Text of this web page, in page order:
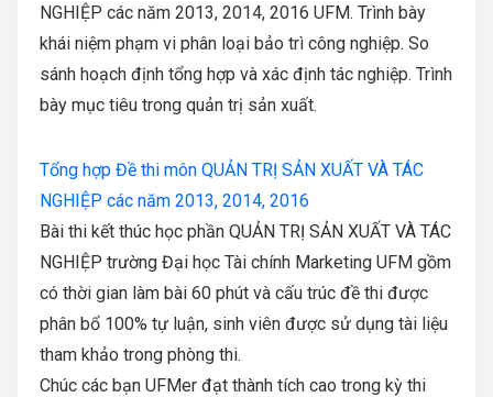
NGHIỆP các năm 2013, 2014, 2016 UFM. Trình bày
khái niệm phạm vi phân loại bảo trì công nghiệp. So
sánh hoạch định tổng hợp và xác định tác nghiệp. Trình
bày mục tiêu trong quản trị sản xuất.
Tổng hợp Đề thi môn QUẢN TRỊ SẢN XUẤT VÀ TÁC
NGHIỆP các năm 2013, 2014, 2016
Bài thi kết thúc học phần QUẢN TRỊ SẢN XUẤT VÀ TÁC
NGHIỆP trường Đại học Tài chính Marketing UFM gồm
có thời gian làm bài 60 phút và cấu trúc đề thi được
phân bổ 100% tự luận, sinh viên được sử dụng tài liệu
tham khảo trong phòng thi.
Chúc các bạn UFMer đạt thành tích cao trong kỳ thi